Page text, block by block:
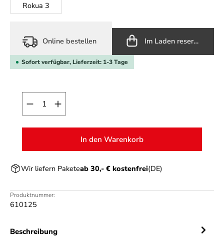
Rokua 3
Online bestellen Im Laden reservieren
Sofort verfügbar, Lieferzeit: 1-3 Tage
Produkt Anzahl: Gib den gewünschten Wert
In den Warenkorb
Wir liefern Paketeab 30,- € kostenfrei(DE)
Produktnummer:
610125
Beschreibung